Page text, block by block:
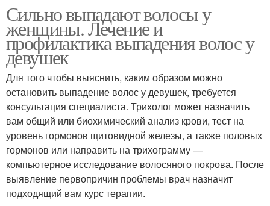
Сильно выпадают волосы у
женщины. Лечение и
профилактика выпадения волос у
девушек
Для того чтобы выяснить, каким образом можно
остановить выпадение волос у девушек, требуется
консультация специалиста. Трихолог может назначить
вам общий или биохимический анализ крови, тест на
уровень гормонов щитовидной железы, а также половых
гормонов или направить на трихограмму —
компьютерное исследование волосяного покрова. После
выявление первопричин проблемы врач назначит
подходящий вам курс терапии.